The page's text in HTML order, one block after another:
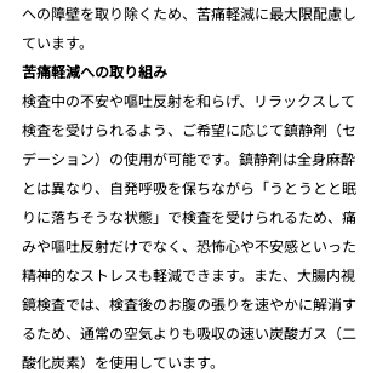
への障壁を取り除くため、苦痛軽減に最大限配慮し
ています。
苦痛軽減への取り組み
検査中の不安や嘔吐反射を和らげ、リラックスして
検査を受けられるよう、ご希望に応じて鎮静剤（セ
デーション）の使用が可能です。鎮静剤は全身麻酔
とは異なり、自発呼吸を保ちながら「うとうとと眠
りに落ちそうな状態」で検査を受けられるため、痛
みや嘔吐反射だけでなく、恐怖心や不安感といった
精神的なストレスも軽減できます。また、大腸内視
鏡検査では、検査後のお腹の張りを速やかに解消す
るため、通常の空気よりも吸収の速い炭酸ガス（二
酸化炭素）を使用しています。